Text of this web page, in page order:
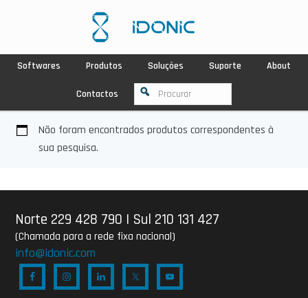
Softwares Produtos Soluções Suporte About
Contactos
Não foram encontrados produtos correspondentes à
sua pesquisa.
Norte 229 428 790 | Sul 210 131 427
(Chamada para a rede fixa nacional)
info@idonic.com